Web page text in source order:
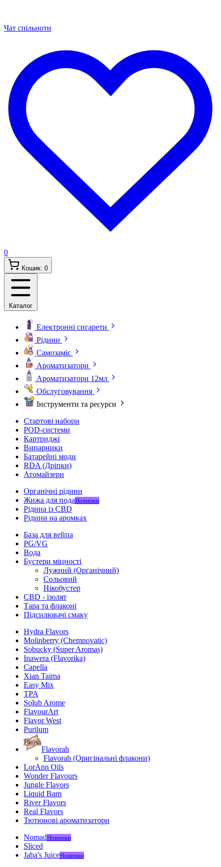
Чат спільноти
0
Кошик: 0
Каталог
Електронні сигарети
Рідини
Самозаміс
Ароматизатори
Ароматизатори 12мл
Обслуговування
Інструменти та ресурси
Стартові набори
POD-системи
Картриджі
Випарники
Батарейні моди
RDA (Дріпки)
Атомайзери
Органічні рідини
Жижа для подаНовинки
Рідина із CBD
Рідини на аромках
База для вейпа
PG/VG
Вода
Бустери міцності
Лужний (Органічний)
Сольовий
Нікобустер
CBD - ізолят
Тара та флаконі
Підсилювачі смаку
Hydra Flavors
Molinberry (Chemnovatic)
Sobucky (Super Aromas)
Inawera (Flavorika)
Capella
Xian Taima
Easy Mix
TPA
Solub Arome
FlavourArt
Flavor West
Purilum
Flavorah
Flavorah (Оригінальні флакони)
LorAnn Oils
Wonder Flavours
Jungle Flavors
Liquid Barn
River Flavors
Real Flavors
Тютюнові ароматизатори
NomadНовинки
Sliced
Jaba's JuiceНовинки